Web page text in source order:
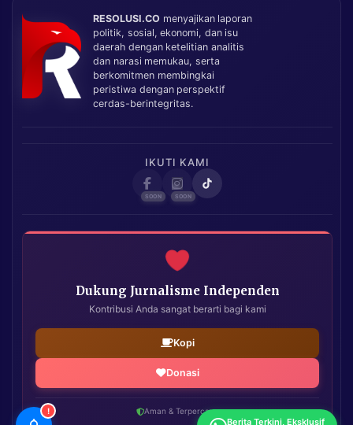
RESOLUSI.CO menyajikan laporan
politik, sosial, ekonomi, dan isu
daerah dengan ketelitian analitis
dan narasi memukau, serta
berkomitmen membingkai
peristiwa dengan perspektif
cerdas-berintegritas.
IKUTI KAMI
Dukung Jurnalisme Independen
Kontribusi Anda sangat berarti bagi kami
Kopi
Donasi
Aman & Terpercaya
!
Berita Terkini, Eksklusif